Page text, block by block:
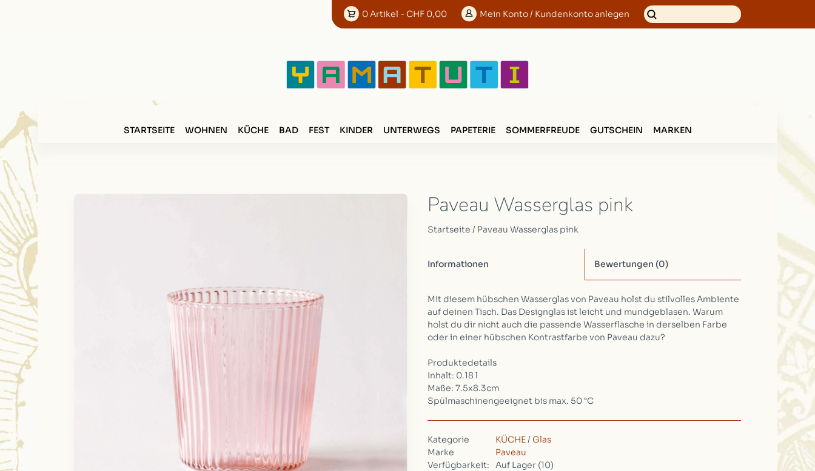
0Artikel - CHF 0,00 Mein Konto/ Kundenkonto anlegen
STARTSEITE WOHNEN KÜCHE BAD FEST KINDER UNTERWEGS PAPETERIE SOMMERFREUDE GUTSCHEIN MARKEN
Paveau Wasserglas pink
Startseite / Paveau Wasserglas pink
Informationen Bewertungen (0)
Mit diesem hübschen Wasserglas von Paveau holst du stilvolles Ambiente
auf deinen Tisch. Das Designglas ist leicht und mundgeblasen. Warum
holst du dir nicht auch die passende Wasserflasche in derselben Farbe
oder in einer hübschen Kontrastfarbe von Paveau dazu?
Produktedetails
Inhalt: 0.18 l
Maße: 7.5x8.3cm
Spülmaschinengeeignet bis max. 50 °C
Kategorie KÜCHE / Glas
Marke
Paveau
Verfügbarkeit:
Auf Lager (10)